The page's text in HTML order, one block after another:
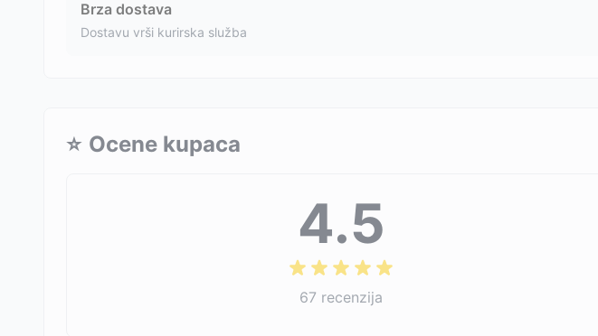
Brza dostava
Dostavu vrši kurirska služba
⭐ Ocene kupaca
4.5
67 recenzija